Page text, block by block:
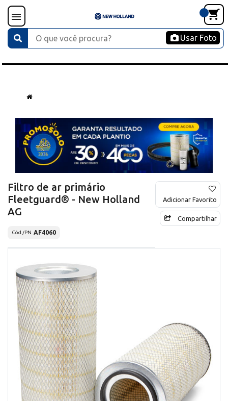
Usar Foto
Filtro de ar primário
Fleetguard® - New Holland
AG
Cód./PN AF4060
Adicionar Favorito
Compartilhar